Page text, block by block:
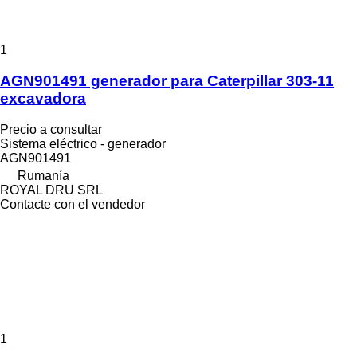
1
AGN901491 generador para Caterpillar 303-11
excavadora
Precio a consultar
Sistema eléctrico - generador
AGN901491
Rumanía
ROYAL DRU SRL
Contacte con el vendedor
1